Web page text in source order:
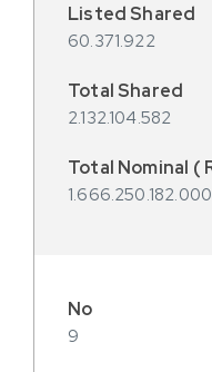
60.371.922
2.132.104.582
1.666.250.182.000
9